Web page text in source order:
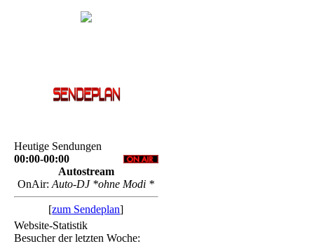
Heutige Sendungen
00:00-00:00
Autostream
OnAir:Auto-DJ *ohne Modi *
[zum Sendeplan]
Website-Statistik
Besucher der letzten Woche: